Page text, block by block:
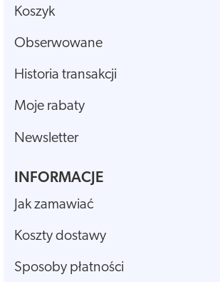
Koszyk
Obserwowane
Historia transakcji
Moje rabaty
Newsletter
INFORMACJE
Jak zamawiać
Koszty dostawy
Sposoby płatności